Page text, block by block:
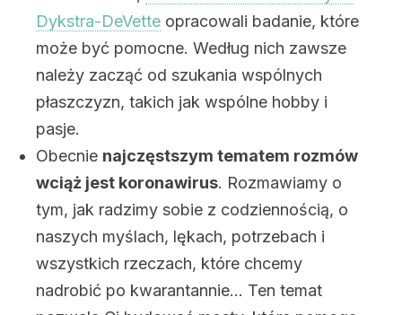
Dykstra-DeVette opracowali badanie, które
może być pomocne. Według nich zawsze
należy zacząć od szukania wspólnych
płaszczyzn, takich jak wspólne hobby i
pasje.
Obecnie najczęstszym tematem rozmów
wciąż jest koronawirus. Rozmawiamy o
tym, jak radzimy sobie z codziennością, o
naszych myślach, lękach, potrzebach i
wszystkich rzeczach, które chcemy
nadrobić po kwarantannie… Ten temat